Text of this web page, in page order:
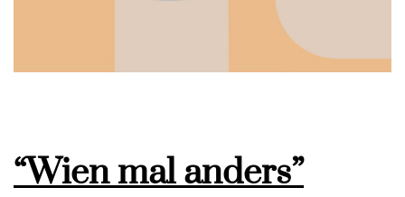
“Wien mal anders”